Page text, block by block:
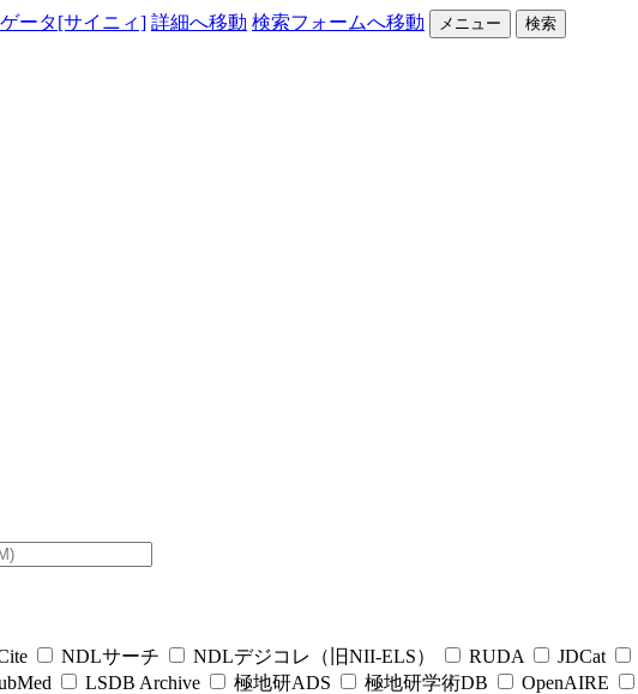
ータ[サイニィ] 詳細へ移動 検索フォームへ移動 メニュー 検索
NDLサーチ NDLデジコレ（旧NII-ELS） RUDA JDCat
LSDB Archive 極地研ADS 極地研学術DB OpenAIRE